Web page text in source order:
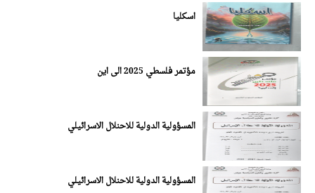
اسكليا
مؤتمر فلسطي 2025 الى اين
المسؤولية الدولية للاحنلال الاسرائيلي
المسؤولية الدولية للاحنلال الاسرائيلي